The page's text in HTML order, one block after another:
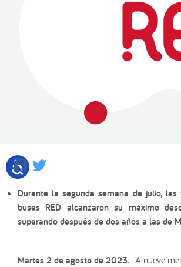
Facebook
Durante la segunda semana de julio, las
buses RED alcanzaron su máximo
superando después de dos años a las de
Martes 2 de agosto de 2023. A nueve